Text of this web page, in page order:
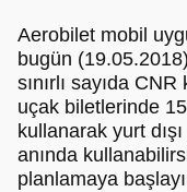
Aerobilet mobil
bugün
sınırlı sayıda
uçak biletlerinde
kullanarak yurt
anında
planlamaya